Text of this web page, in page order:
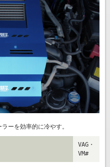
ーを効率的に冷やす。
VAG・
VM#